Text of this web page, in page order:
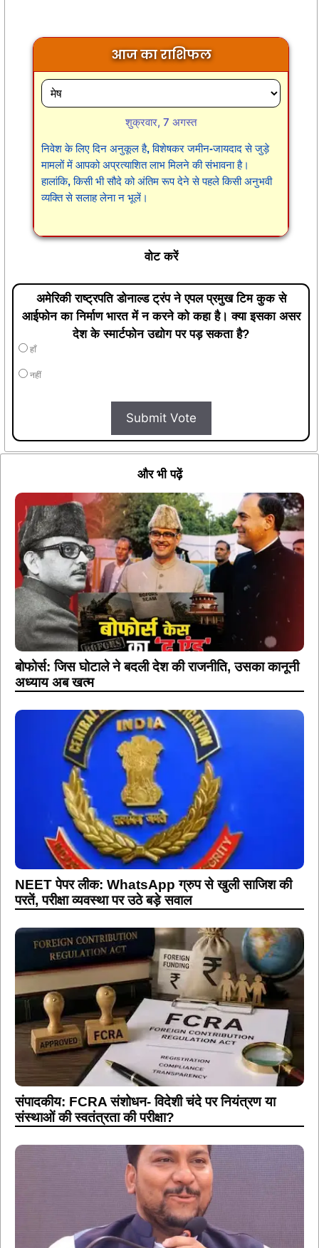
आज का राशिफल
शुक्रवार, 7 अगस्त
निवेश के लिए दिन अनुकूल है, विशेषकर जमीन-जायदाद से जुड़े
मामलों में आपको अप्रत्याशित लाभ मिलने की संभावना है।
हालांकि, किसी भी सौदे को अंतिम रूप देने से पहले किसी अनुभवी
व्यक्ति से सलाह लेना न भूलें।
वोट करें
अमेरिकी राष्ट्रपति डोनाल्ड ट्रंप ने एपल प्रमुख टिम कुक से
आईफोन का निर्माण भारत में न करने को कहा है। क्या इसका असर
देश के स्मार्टफोन उद्योग पर पड़ सकता है?
हाँ
नहीं
Submit Vote
और भी पढ़ें
बोफोर्स: जिस घोटाले ने बदली देश की राजनीति, उसका कानूनी
अध्याय अब खत्म
NEET पेपर लीक: WhatsApp ग्रुप से खुली साजिश की
परतें, परीक्षा व्यवस्था पर उठे बड़े सवाल
संपादकीय: FCRA संशोधन- विदेशी चंदे पर नियंत्रण या
संस्थाओं की स्वतंत्रता की परीक्षा?